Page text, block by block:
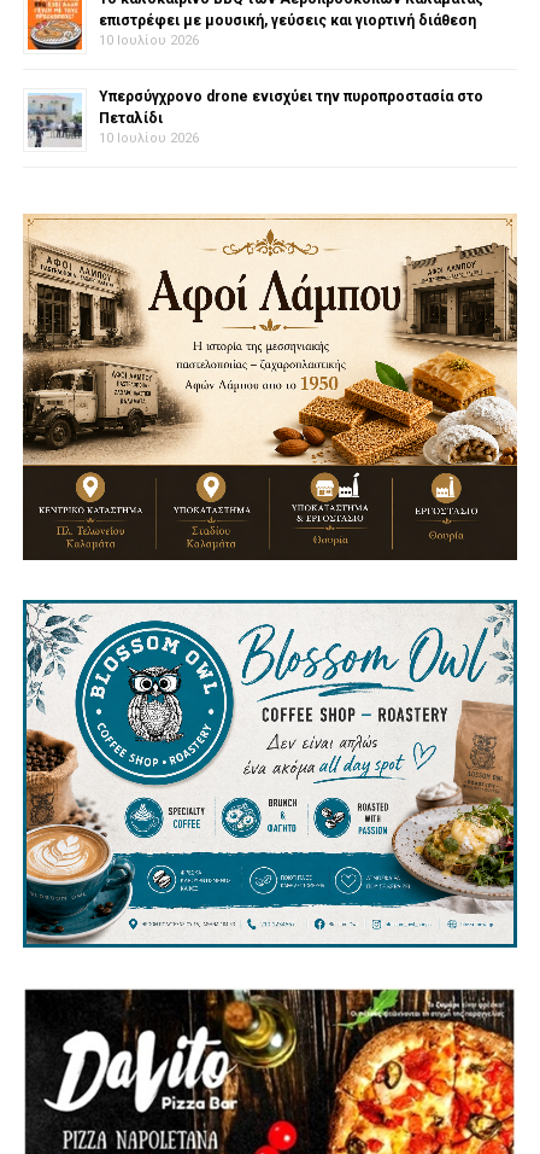
επιστρέφει με μουσική, γεύσεις και γιορτινή διάθεση
10 Ιουλίου 2026
Υπερσύγχρονο drone ενισχύει την πυροπροστασία στο
Πεταλίδι
10 Ιουλίου 2026